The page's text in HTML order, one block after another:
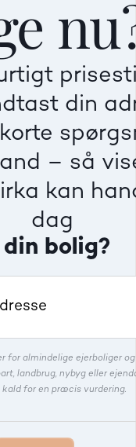
din
– så
kan
dag
din bolig?
for almindelige ejerboliger og
landbrug, nybyg eller
for en præcis vurdering.
Beregner pris